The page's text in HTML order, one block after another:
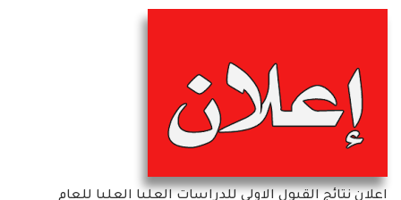
اعلان نتائج القبول الاولي للدراسات العليا العليا للعام